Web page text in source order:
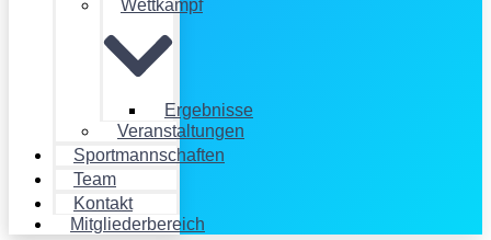
Wettkampf
Ergebnisse
Veranstaltungen
Sportmannschaften
Team
Kontakt
Mitgliederbereich